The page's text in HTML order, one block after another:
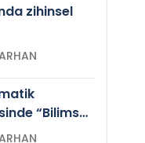
zihinsel
Nevzat TARHAN
“Bilimsel
Nevzat TARHAN